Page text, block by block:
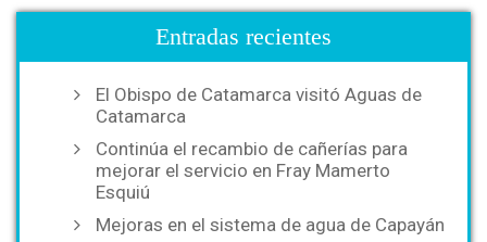
Entradas recientes
El Obispo de Catamarca visitó Aguas de
Catamarca
Continúa el recambio de cañerías para
mejorar el servicio en Fray Mamerto
Esquiú
Mejoras en el sistema de agua de Capayán